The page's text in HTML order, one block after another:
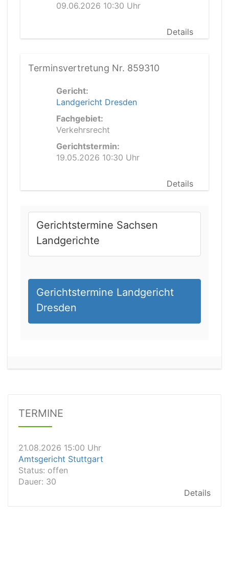
09.06.2026 10:30 Uhr
Details
Terminsvertretung Nr. 859310
Gericht:
Landgericht Dresden
Fachgebiet:
Verkehrsrecht
Gerichtstermin:
19.05.2026 10:30 Uhr
Details
Gerichtstermine Sachsen
Landgerichte
Gerichtstermine Landgericht
Dresden
TERMINE
21.08.2026 15:00 Uhr
Amtsgericht Stuttgart
Dauer: 30
21.08.2026 14:30 Uhr
Amtsgericht Ulm